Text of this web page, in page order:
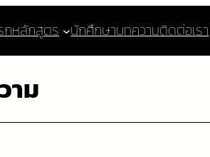
กหลักสูตร นักศึกษาบทความติดต่อเรา
าม